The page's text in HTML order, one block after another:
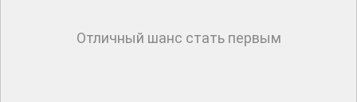
Отличный шанс стать первым